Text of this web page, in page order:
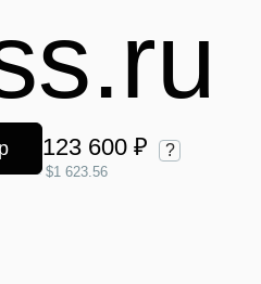
123 600 ₽ ?
$1 623.56